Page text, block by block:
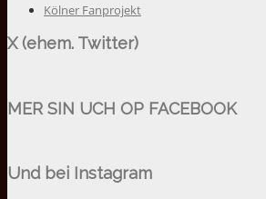
Kölner Fanprojekt
X (ehem. Twitter)
MER SIN UCH OP FACEBOOK
Und bei Instagram